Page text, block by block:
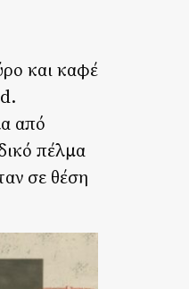
και καφέ
από
πέλμα
σε θέση